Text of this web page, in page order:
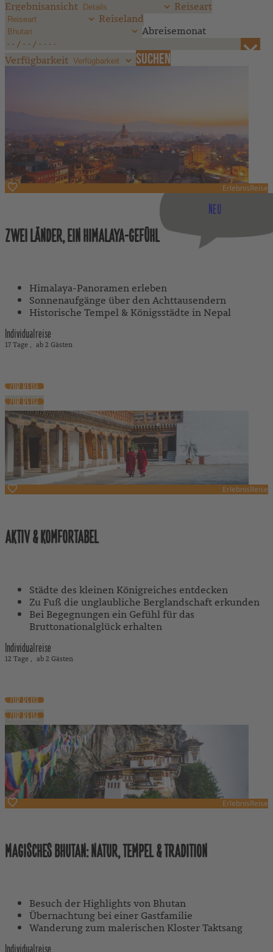
Ergebnisansicht
Reiseart
Reiseland
Abreisemonat
Verfügbarkeit
NEU
ErlebnisReise
ZWEI LÄNDER, EIN HIMALAYA-GEFÜHL
Himalaya-Panoramen erleben
Sonnenaufgänge über den Achttausendern
Historische Tempel & Königsstädte in Nepal
Individualreise
17 Tage ab 2 Gästen
ZUR REISE
ZUR REISE
ErlebnisReise
AKTIV & KOMFORTABEL
Städte des kleinen Königreiches entdecken
Zu Fuß die unglaubliche Berglandschaft erkunden
Bei Begegnungen ein Gefühl für das
Bruttonationalglück erhalten
Individualreise
12 Tage ab 2 Gästen
ZUR REISE
ZUR REISE
ErlebnisReise
MAGISCHES BHUTAN: NATUR, TEMPEL & TRADITION
Besuch der Highlights von Bhutan
Übernachtung bei einer Gastfamilie
Wanderung zum malerischen Kloster Taktsang